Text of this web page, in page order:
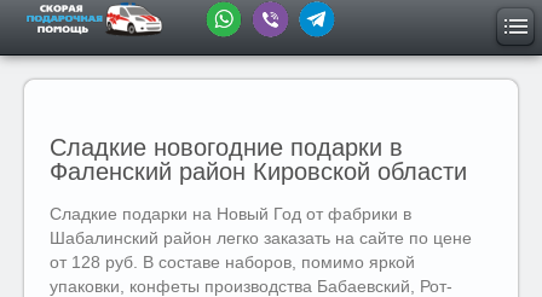
Сладкие новогодние подарки в
Фаленский район Кировской области
Сладкие подарки на Новый Год от фабрики в
Шабалинский район легко заказать на сайте по цене
от 128 руб. В составе наборов, помимо яркой
упаковки, конфеты производства Бабаевский, Рот-